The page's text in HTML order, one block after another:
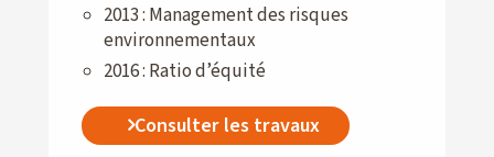
2013 : Management des risques
environnementaux
2016 : Ratio d’équité
Consulter les travaux